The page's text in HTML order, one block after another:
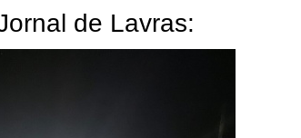
de Lavras: